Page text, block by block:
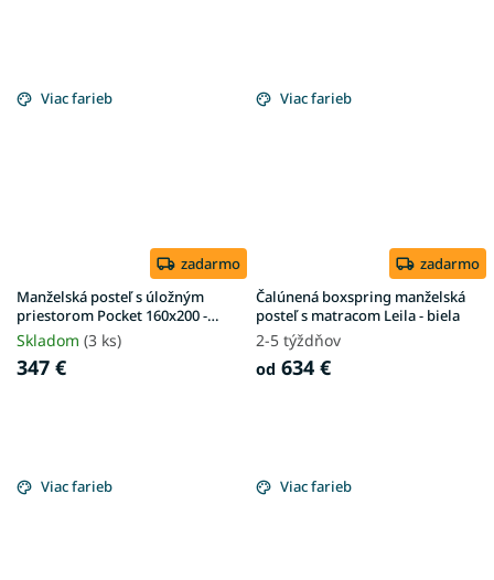
Viac farieb
zadarmo
Manželská posteľ s úložným
priestorom Pocket 160x200 -
biela
Skladom (3 ks)
347 €
Viac farieb
zadarmo
Čalúnená boxspring manželská
posteľ s matracom Leila - biela
2-5 týždňov
od 634 €
Viac farieb Viac farieb